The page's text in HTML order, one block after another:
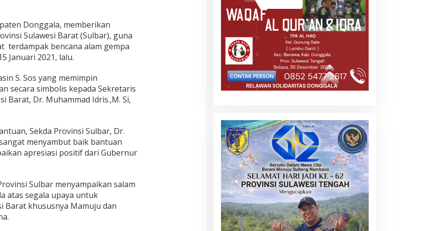
Donggala, memberikan
Sulawesi Barat (Sulbar), guna
terdampak bencana alam gempa
Januari 2021, lalu.
S. Sos yang memimpin
secara simbolis kepada Sekretaris
Barat, Dr. Muhammad Idris.,M. Si,
Sekda Provinsi Sulbar, Dr.
menyambut baik bantuan
apresiasi positif dari Gubernur
Sulbar menyampaikan salam
atas segala upaya untuk
Barat khususnya Mamuju dan